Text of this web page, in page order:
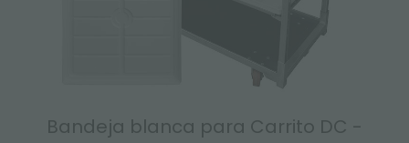
Bandeja blanca para Carrito DC -